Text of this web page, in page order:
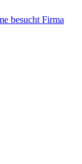
besucht Firma